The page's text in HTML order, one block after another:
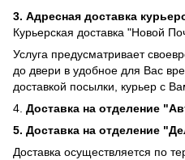
3. Адресная доставка
Курьерская доставка "Новой
Услуга предусматривает
до двери в удобное для Вас
доставкой посылки, курьер с
4. Доставка на отделение
5. Доставка на отделение
Доставка осуществляется по